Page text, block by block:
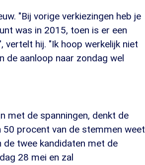
"Bij vorige verkiezingen heb je
was in 2015, toen is er een
vertelt hij. "Ik hoop werkelijk niet
de aanloop naar zondag wel
met de spanningen, denkt de
50 procent van de stemmen weet
de twee kandidaten met de
28 mei en zal